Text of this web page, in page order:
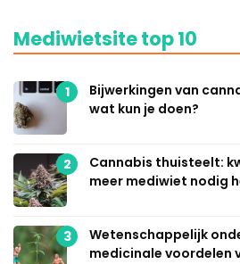
Mediwietsite top 10
1
Bijwerkingen van
wat kun je doen?
2
Cannabis thuisteelt:
meer mediwiet nodig
3
Wetenschappelijk
medicinale voordelen